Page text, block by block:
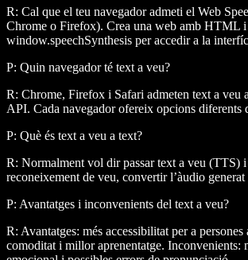
R: Cal que el teu navegador admeti el Web
Chrome o Firefox). Crea una web amb HTML
window.speechSynthesis per accedir a la
P: Quin navegador té text a veu?
R: Chrome, Firefox i Safari admeten text a veu
API. Cada navegador ofereix opcions diferents
P: Què és text a veu a text?
R: Normalment vol dir passar text a veu (TTS) i
reconeixement de veu, convertir l’àudio generat
P: Avantatges i inconvenients del text a veu?
R: Avantatges: més accessibilitat per a persones
comoditat i millor aprenentatge. Inconvenients: